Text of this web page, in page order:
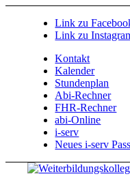
Link zu
Link zu
Kontakt
Kalender
Stundenplan
Abi-Rechner
FHR-Rechner
abi-Online
i-serv
Neues i-serv